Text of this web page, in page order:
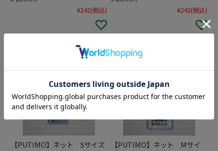
¥242(税込) ¥242(税込)
【PUTIMO】ネット Sサイズ
【PUTIMO】ネット Mサイ